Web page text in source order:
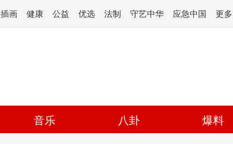
插画 健康 公益 优选 法制 守艺中华 应急中国 更多
音乐 八卦 爆料